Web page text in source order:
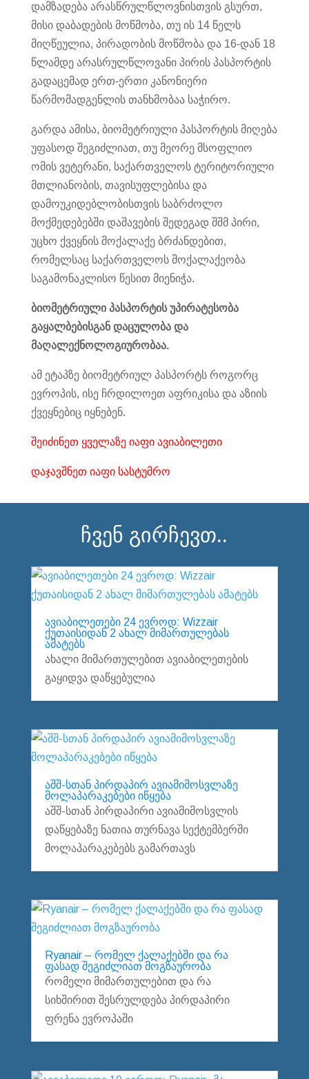
დამზადება არასწრულწლოვნისთვის გსურთ,
მისი დაბადების მოწმობა, თუ ის 14 წელს
მიღწეულია, პირადობის მოწმობა და 16-დან 18
წლამდე არასრულწლოვანი პირის პასპორტის
გადაცემად ერთ-ერთი კანონიერი
წარმომადგენლის თანხმობაა საჭირო.
გარდა ამისა, ბიომეტრიული პასპორტის მიღება
უფასოდ შეგიძლიათ, თუ მეორე მსოფლიო
ომის ვეტერანი, საქართველოს ტერიტორიული
მთლიანობის, თავისუფლებისა და
დამოუკიდებლობისთვის საბრძოლო
მოქმედებებში დაშავების შედეგად შშმ პირი,
უცხო ქვეყნის მოქალაქე ბრძანდებით,
რომელსაც საქართველოს მოქალაქეობა
საგამონაკლისო წესით მიენიჭა.
ბიომეტრიული პასპორტის უპირატესობა
გაყალბებისგან დაცულობა და
მაღალექნოლოგიურობაა.
ამ ეტაპზე ბიომეტრიულ პასპორტს როგორც
ევროპის, ისე ჩრდილოეთ აფრიკისა და აზიის
ქვეყნებიც იყნებენ.
შეიძინეთ ყველაზე იაფი ავიაბილეთი
დაჯავშნეთ იაფი სასტუმრო
ჩვენ გირჩევთ..
ავიაბილეთები 24 ევროდ: Wizzair
ქუთაისიდან 2 ახალ მიმართულებას
ამატებს
ახალი მიმართულებით ავიაბილეთების
გაყიდვა დაწყებულია
აშშ-სთან პირდაპირ ავიამიმოსვლაზე
მოლაპარაკებები იწყება
აშშ-სთან პირდაპირი ავიამიმოსვლის
დაწყებაზე ნათია თურნავა სექტემბერში
მოლაპარაკებებს გამართავს
Ryanair – რომელ ქალაქებში და რა
ფასად შეგიძლიათ მოგზაურობა
რომელი მიმართულებით და რა
სიხშირით შესრულდება პირდაპირი
ფრენა ევროპაში